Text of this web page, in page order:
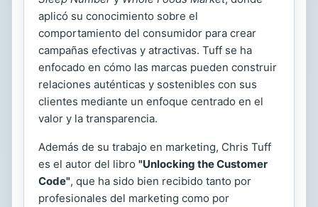
aplicó su conocimiento sobre el
comportamiento del consumidor para crear
campañas efectivas y atractivas. Tuff se ha
enfocado en cómo las marcas pueden construir
relaciones auténticas y sostenibles con sus
clientes mediante un enfoque centrado en el
valor y la transparencia.
Además de su trabajo en marketing, Chris Tuff
es el autor del libro "Unlocking the Customer
Code", que ha sido bien recibido tanto por
profesionales del marketing como por